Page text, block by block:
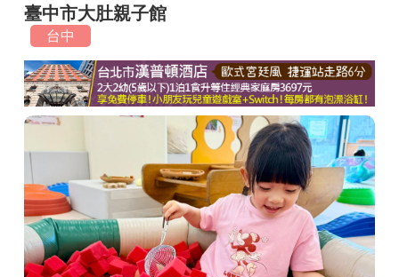
最新留言
商家合作
討論區
聯絡我們
臺中市大肚親子館
台中